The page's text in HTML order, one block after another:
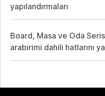
yapılandırmaları
Board, Masa ve Oda
arabirimi dahili hatlarını